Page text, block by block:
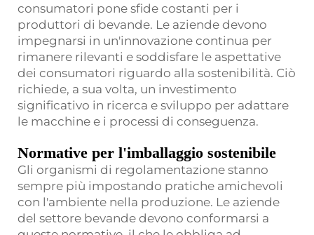
consumatori pone sfide costanti per i
produttori di bevande. Le aziende devono
impegnarsi in un'innovazione continua per
rimanere rilevanti e soddisfare le aspettative
dei consumatori riguardo alla sostenibilità. Ciò
richiede, a sua volta, un investimento
significativo in ricerca e sviluppo per adattare
le macchine e i processi di conseguenza.
Normative per l'imballaggio sostenibile
Gli organismi di regolamentazione stanno
sempre più impostando pratiche amichevoli
con l'ambiente nella produzione. Le aziende
del settore bevande devono conformarsi a